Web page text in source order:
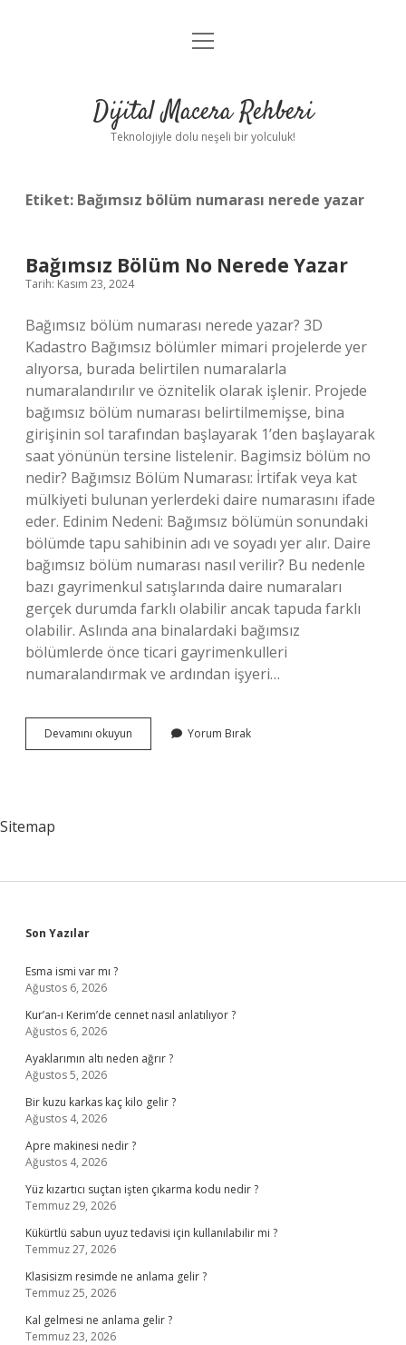
Anasayfa
Yasal Uyarı
menüyü
Dijital Macera Rehberi
Teknolojiyle dolu neşeli bir yolculuk!
Etiket: Bağımsız bölüm numarası nerede yazar
Bağımsız Bölüm No Nerede Yazar
Tarih: Kasım 23, 2024
Bağımsız bölüm numarası nerede yazar? 3D
Kadastro Bağımsız bölümler mimari projelerde yer
alıyorsa, burada belirtilen numaralarla
numaralandırılır ve öznitelik olarak işlenir. Projede
bağımsız bölüm numarası belirtilmemişse, bina
girişinin sol tarafından başlayarak 1’den başlayarak
saat yönünün tersine listelenir. Bagimsiz bölüm no
nedir? Bağımsız Bölüm Numarası: İrtifak veya kat
mülkiyeti bulunan yerlerdeki daire numarasını ifade
eder. Edinim Nedeni: Bağımsız bölümün sonundaki
bölümde tapu sahibinin adı ve soyadı yer alır. Daire
bağımsız bölüm numarası nasıl verilir? Bu nedenle
bazı gayrimenkul satışlarında daire numaraları
gerçek durumda farklı olabilir ancak tapuda farklı
olabilir. Aslında ana binalardaki bağımsız
bölümlerde önce ticari gayrimenkulleri
numaralandırmak ve ardından işyeri…
Devamını okuyun Bağımsız
Bölüm
Yorum Bırak
Sitemap
Sidebar
Son Yazılar
Esma ismi var mı ?
Ağustos 6, 2026
Kur’an-ı Kerim’de cennet nasıl anlatılıyor ?
Ağustos 6, 2026
Ayaklarımın altı neden ağrır ?
Ağustos 5, 2026
Bir kuzu karkas kaç kilo gelir ?
Ağustos 4, 2026
Apre makinesi nedir ?
Ağustos 4, 2026
Yüz kızartıcı suçtan işten çıkarma kodu nedir ?
Temmuz 29, 2026
Kükürtlü sabun uyuz tedavisi için kullanılabilir mi ?
Temmuz 27, 2026
Klasisizm resimde ne anlama gelir ?
Temmuz 25, 2026
Kal gelmesi ne anlama gelir ?
Temmuz 23, 2026